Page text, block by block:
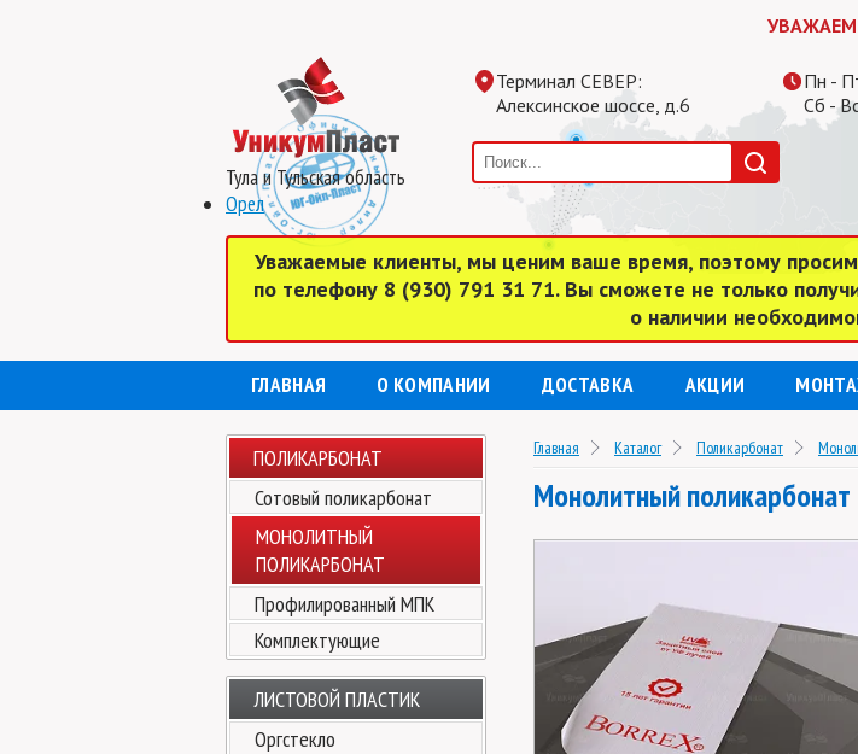
УВАЖАЕМЫ
Тула и Тульская область
Орел
Терминал СЕВЕР:
Алексинское шоссе, д.6
Пн -
Сб -
Уважаемые клиенты, мы ценим ваше время, поэтому
по телефону 8 (930) 791 31 71. Вы сможете не только
о наличии
ГЛАВНАЯ О КОМПАНИИ ДОСТАВКА АКЦИИ
ПОЛИКАРБОНАТ
Сотовый поликарбонат
МОНОЛИТНЫЙ
ПОЛИКАРБОНАТ
Профилированный МПК
Комплектующие
ЛИСТОВОЙ ПЛАСТИК
Оргстекло
Главная Каталог Поликарбонат
Монолитный